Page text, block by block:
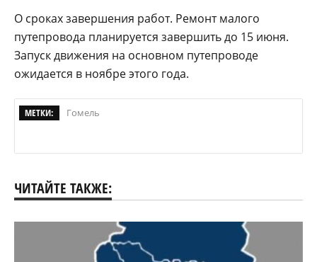
О сроках завершения работ. Ремонт малого
путепровода планируется завершить до 15 июня.
Запуск движения на основном путепроводе
ожидается в ноябре этого года.
МЕТКИ: Гомель
ЧИТАЙТЕ ТАКЖЕ: